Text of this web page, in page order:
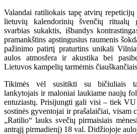
Valandai ratiliokais tapę atvirų
lietuvių kalendorinių švenčių ritualų
svarbias sukaktis, išbandys
pramankštins apstingusius raumenis
pažinimo patirtį praturtins unikali
aulos atmosfera ir akustika bei
Lietuvos kampelių tarmėmis
Tikimės vėl susitikti su bičiuliais
lankytojais ir maloniai laukiame naujų
entuziastų. Prisijungti gali visi – tiek VU
sostinės gyventojai ir prašalaičiai, visam
„Ratilio“ lauks svečių pirmaisiais
antrąjį pirmadienį) 18 val. Didžiojoje